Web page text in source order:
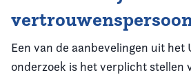
Een van de aanbevelingen uit het
onderzoek is het verplicht stellen